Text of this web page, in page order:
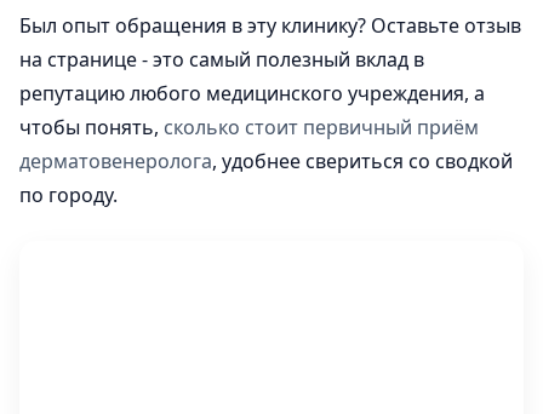
Был опыт обращения в эту клинику? Оставьте отзыв
на странице - это самый полезный вклад в
репутацию любого медицинского учреждения, а
чтобы понять, сколько стоит первичный приём
дерматовенеролога, удобнее свериться со сводкой
по городу.